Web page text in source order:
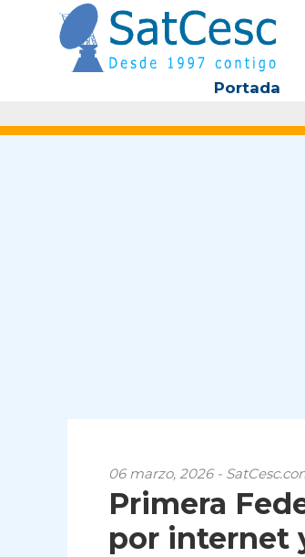
contenido
Portada
06 marzo, 2026 -
Primera
por internet